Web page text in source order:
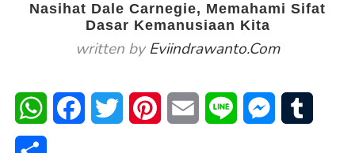
Nasihat Dale Carnegie, Memahami Sifat
Dasar Kemanusiaan Kita
written byEviindrawanto.com
WhatsAppFacebookTwitter PinterestEmail Line Messenger